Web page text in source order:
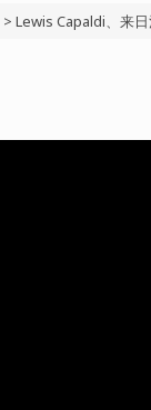
> Lewis Capaldi、来日